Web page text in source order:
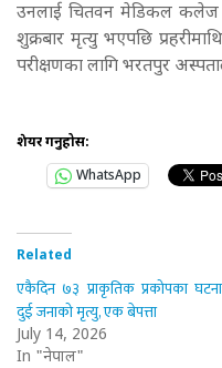
उनलाई चितवन मेडिकल कलेज
शुक्रबार मृत्यु भएपछि
परीक्षणका लागि भरतपुर
शेयर गर्नुहोस:
WhatsApp
Related
एकैदिन ७३ प्राकृतिक प्रकोपका
दुई जनाको मृत्यु, एक बेपत्ता
July 14, 2026
In "नेपाल"